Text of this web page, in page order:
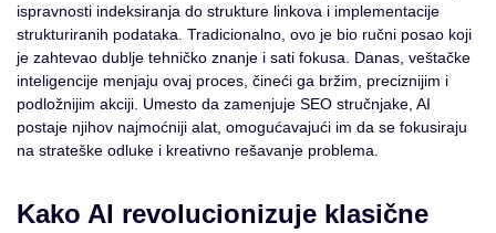
ispravnosti indeksiranja do strukture linkova i implementacije
strukturiranih podataka. Tradicionalno, ovo je bio ručni posao koji
je zahtevao dublje tehničko znanje i sati fokusa. Danas, veštačke
inteligencije menjaju ovaj proces, čineći ga bržim, preciznijim i
podložnijim akciji. Umesto da zamenjuje SEO stručnjake, AI
postaje njihov najmoćniji alat, omogućavajući im da se fokusiraju
na strateške odluke i kreativno rešavanje problema.
Kako AI revolucionizuje klasične